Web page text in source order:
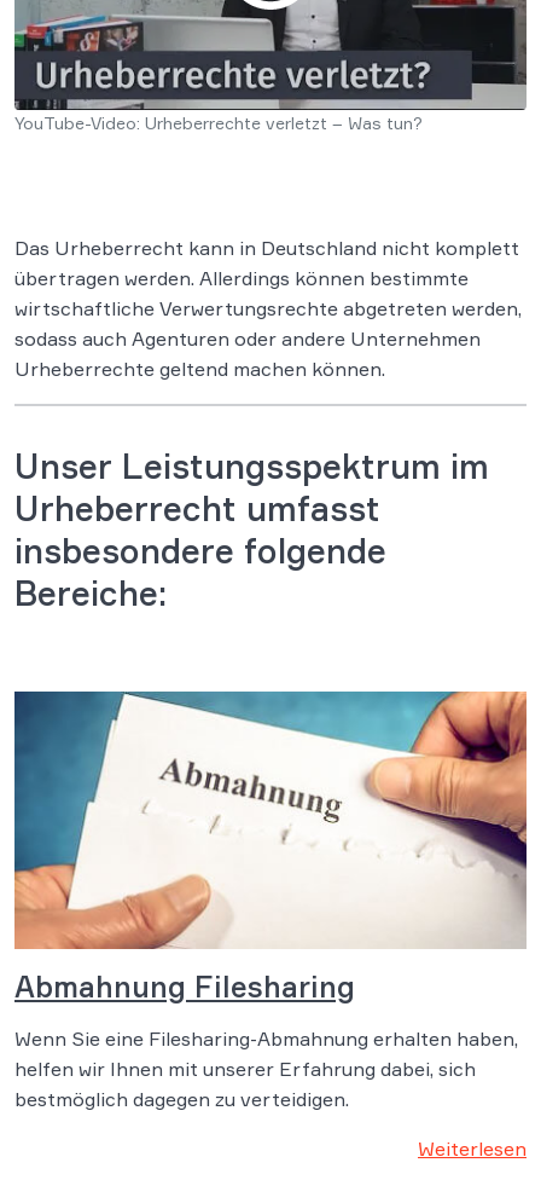
YouTube-Video: Urheberrechte verletzt – Was tun?
Das Urheberrecht kann in Deutschland nicht komplett
übertragen werden. Allerdings können bestimmte
wirtschaftliche Verwertungsrechte abgetreten werden,
sodass auch Agenturen oder andere Unternehmen
Urheberrechte geltend machen können.
Unser Leistungsspektrum im
Urheberrecht umfasst
insbesondere folgende
Bereiche:
Abmahnung Filesharing
Wenn Sie eine Filesharing-Abmahnung erhalten haben,
helfen wir Ihnen mit unserer Erfahrung dabei, sich
bestmöglich dagegen zu verteidigen.
Weiterlesen